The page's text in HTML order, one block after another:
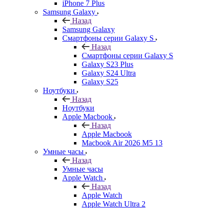
iPhone 7 Plus
Samsung Galaxy
Назад
Samsung Galaxy
Смартфоны серии Galaxy S
Назад
Смартфоны серии Galaxy S
Galaxy S23 Plus
Galaxy S24 Ultra
Galaxy S25
Ноутбуки
Назад
Ноутбуки
Apple Macbook
Назад
Apple Macbook
Macbook Air 2026 M5 13
Умные часы
Назад
Умные часы
Apple Watch
Назад
Apple Watch
Apple Watch Ultra 2